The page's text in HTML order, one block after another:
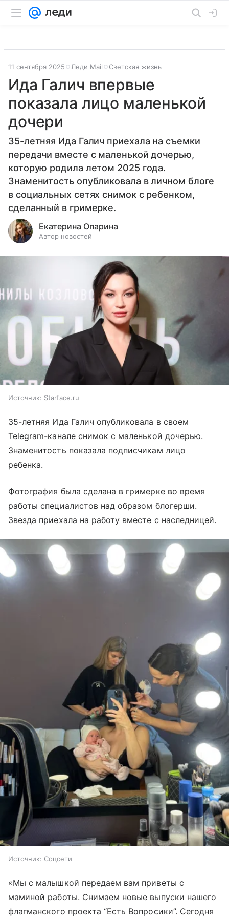
11 сентября 2025 Леди Mail Светская жизнь
Ида Галич впервые
показала лицо маленькой
дочери
35-летняя Ида Галич приехала на съемки
передачи вместе с маленькой дочерью,
которую родила летом 2025 года.
Знаменитость опубликовала в личном блоге
в социальных сетях снимок с ребенком,
сделанный в гримерке.
Екатерина Опарина
Автор новостей
Источник: Starface.ru
35-летняя Ида Галич опубликовала в своем
Telegram-канале снимок с маленькой дочерью.
Знаменитость показала подписчикам лицо
ребенка.
Фотография была сделана в гримерке во время
работы специалистов над образом блогерши.
Звезда приехала на работу вместе с наследницей.
Источник: Соцсети
«Мы с малышкой передаем вам приветы с
маминой работы. Снимаем новые выпуски нашего
флагманского проекта “Есть Вопросики”. Сегодня